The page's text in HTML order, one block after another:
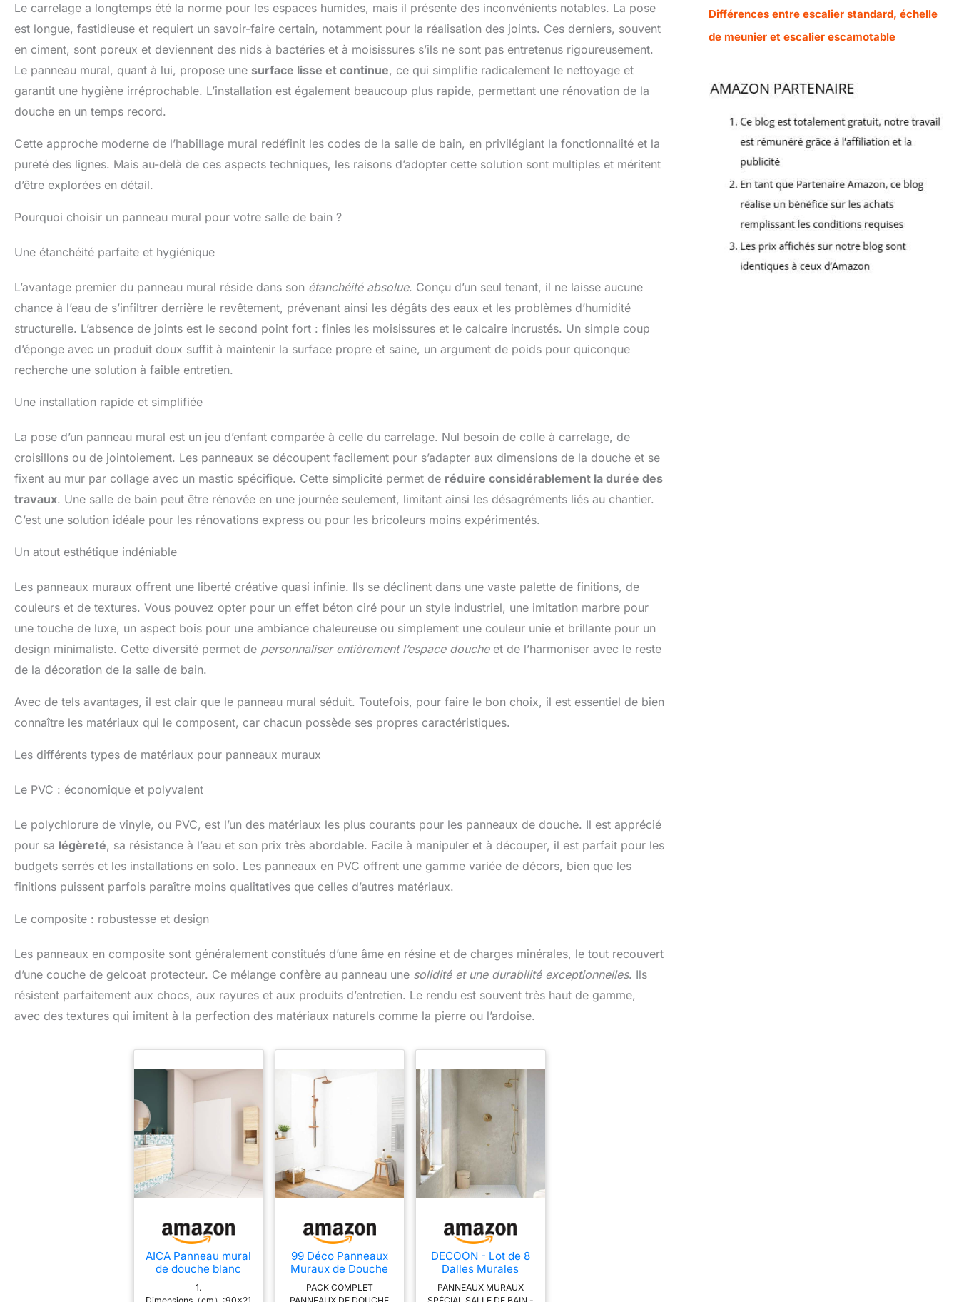
Le carrelage a longtemps été la norme pour les espaces humides, mais il présente des inconvénients notables. La pose
est longue, fastidieuse et requiert un savoir-faire certain, notamment pour la réalisation des joints. Ces derniers, souvent
en ciment, sont poreux et deviennent des nids à bactéries et à moisissures s’ils ne sont pas entretenus rigoureusement.
Le panneau mural, quant à lui, propose une surface lisse et continue, ce qui simplifie radicalement le nettoyage et
garantit une hygiène irréprochable. L’installation est également beaucoup plus rapide, permettant une rénovation de la
douche en un temps record.
Cette approche moderne de l’habillage mural redéfinit les codes de la salle de bain, en privilégiant la fonctionnalité et la
pureté des lignes. Mais au-delà de ces aspects techniques, les raisons d’adopter cette solution sont multiples et méritent
d’être explorées en détail.
Pourquoi choisir un panneau mural pour votre salle de bain ?
Une étanchéité parfaite et hygiénique
L’avantage premier du panneau mural réside dans son étanchéité absolue. Conçu d’un seul tenant, il ne laisse aucune
chance à l’eau de s’infiltrer derrière le revêtement, prévenant ainsi les dégâts des eaux et les problèmes d’humidité
structurelle. L’absence de joints est le second point fort : finies les moisissures et le calcaire incrustés. Un simple coup
d’éponge avec un produit doux suffit à maintenir la surface propre et saine, un argument de poids pour quiconque
recherche une solution à faible entretien.
Une installation rapide et simplifiée
La pose d’un panneau mural est un jeu d’enfant comparée à celle du carrelage. Nul besoin de colle à carrelage, de
croisillons ou de jointoiement. Les panneaux se découpent facilement pour s’adapter aux dimensions de la douche et se
fixent au mur par collage avec un mastic spécifique. Cette simplicité permet de réduire considérablement la durée des
travaux. Une salle de bain peut être rénovée en une journée seulement, limitant ainsi les désagréments liés au chantier.
C’est une solution idéale pour les rénovations express ou pour les bricoleurs moins expérimentés.
Un atout esthétique indéniable
Les panneaux muraux offrent une liberté créative quasi infinie. Ils se déclinent dans une vaste palette de finitions, de
couleurs et de textures. Vous pouvez opter pour un effet béton ciré pour un style industriel, une imitation marbre pour
une touche de luxe, un aspect bois pour une ambiance chaleureuse ou simplement une couleur unie et brillante pour un
design minimaliste. Cette diversité permet de personnaliser entièrement l’espace doucheet de l’harmoniser avec le reste
de la décoration de la salle de bain.
Avec de tels avantages, il est clair que le panneau mural séduit. Toutefois, pour faire le bon choix, il est essentiel de bien
connaître les matériaux qui le composent, car chacun possède ses propres caractéristiques.
Les différents types de matériaux pour panneaux muraux
Le PVC : économique et polyvalent
Le polychlorure de vinyle, ou PVC, est l’un des matériaux les plus courants pour les panneaux de douche. Il est apprécié
pour sa légèreté, sa résistance à l’eau et son prix très abordable. Facile à manipuler et à découper, il est parfait pour les
budgets serrés et les installations en solo. Les panneaux en PVC offrent une gamme variée de décors, bien que les
finitions puissent parfois paraître moins qualitatives que celles d’autres matériaux.
Le composite : robustesse et design
Les panneaux en composite sont généralement constitués d’une âme en résine et de charges minérales, le tout recouvert
d’une couche de gelcoat protecteur. Ce mélange confère au panneau une solidité et une durabilité exceptionnelles. Ils
résistent parfaitement aux chocs, aux rayures et aux produits d’entretien. Le rendu est souvent très haut de gamme,
avec des textures qui imitent à la perfection des matériaux naturels comme la pierre ou l’ardoise.
AICA Panneau mural
de douche blanc
90x210cm
Panneaux muraux
1.
99 Déco Panneaux
Muraux de Douche
PVC, Blanc, 90x220
cm & 120x220 cm
PACK COMPLET
DECOON - Lot de 8
Dalles Murales
Douche - Panneaux
muraux salle de bain
PANNEAUX MURAUX
Différences entre escalier standard, échelle
de meunier et escalier escamotable